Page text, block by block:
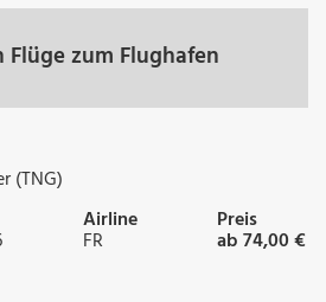
zum Flughafen
(TNG)
Airline
FR
Preis
ab 74,00 €